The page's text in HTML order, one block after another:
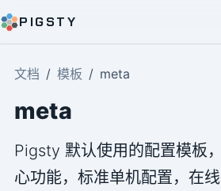
PIGSTY
文档 模板 meta
meta
Pigsty 默认使用的配置模板
心功能，标准单机配置，在